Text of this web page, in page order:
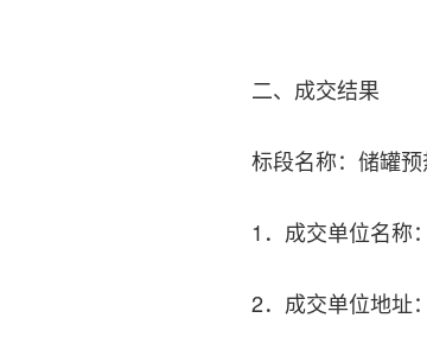
二、成交结果
标段名称：储罐
1．成交单位名称
2．成交单位地址